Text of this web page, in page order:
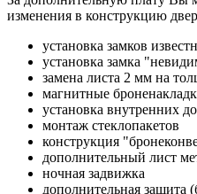
изменения в конструкцию
установка замков
установка замка
замена листа 2 мм на
магнитные
установка внутренних
монтаж стеклопакетов
конструкция
дополнительный лист
ночная задвижка
дополнительная защита